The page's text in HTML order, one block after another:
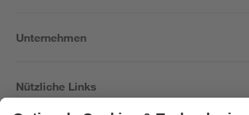
Unternehmen
Nützliche Links